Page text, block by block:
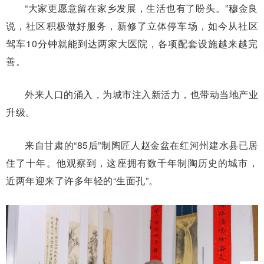
“大家更愿意留在家乡发展，生活也有了盼头。”穆金良
说，社区积极做好服务，新修了立体停车场，如今从社区
驾车10分钟就能到达两家大医院，各项配套设施越来越完
善。
外来人口的涌入，为城市注入新活力，也带动当地产业
升级。
来自甘肃的“85后”制陶匠人赵金盆在红河州建水县已居
住了十年。他观察到，这座拥有数千年制陶历史的城市，
近两年迎来了许多年轻的“生面孔”。